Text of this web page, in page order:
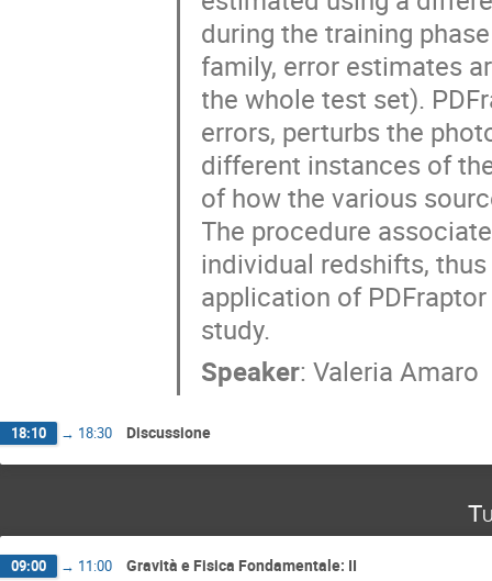
during the training
family, error estimates
the whole test set).
errors, perturbs the
different instances of
of how the various
The procedure
individual redshifts,
application of
study.
Speaker:Valeria Amaro
18:10 → 18:30 Discussione
09:00 → 11:00 Gravità e Fisica Fondamentale: II